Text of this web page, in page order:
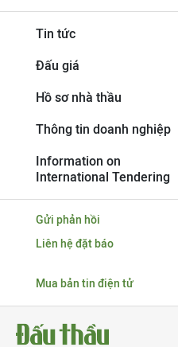
Tin tức
Đấu giá
Hồ sơ nhà thầu
Thông tin doanh nghiệp
Information on
International Tendering
Gửi phản hồi
Liên hệ đặt báo
Mua bản tin điện tử